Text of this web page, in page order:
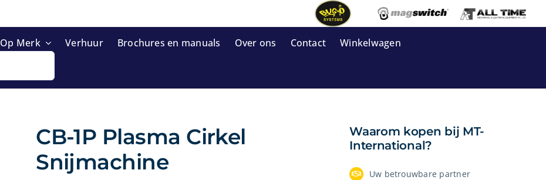
Op Merk Verhuur Brochures en manuals Over ons Contact
Winkelwagen
CB-1P Plasma Cirkel
Snijmachine
Waarom kopen bij MT-
International?
Uw betrouwbare partner